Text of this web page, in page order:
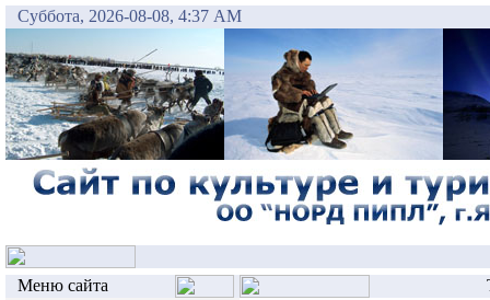
Суббота, 2026-08-08, 4:37 AM
Меню сайта